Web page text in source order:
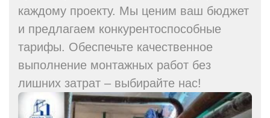
каждому проекту. Мы ценим ваш бюджет
и предлагаем конкурентоспособные
тарифы. Обеспечьте качественное
выполнение монтажных работ без
лишних затрат – выбирайте нас!